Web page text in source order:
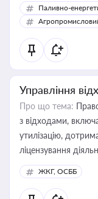
Паливно-
Управління
Про що тема:
з відходами,
утилізацію,
ліцензування
ЖКГ, ОСББ